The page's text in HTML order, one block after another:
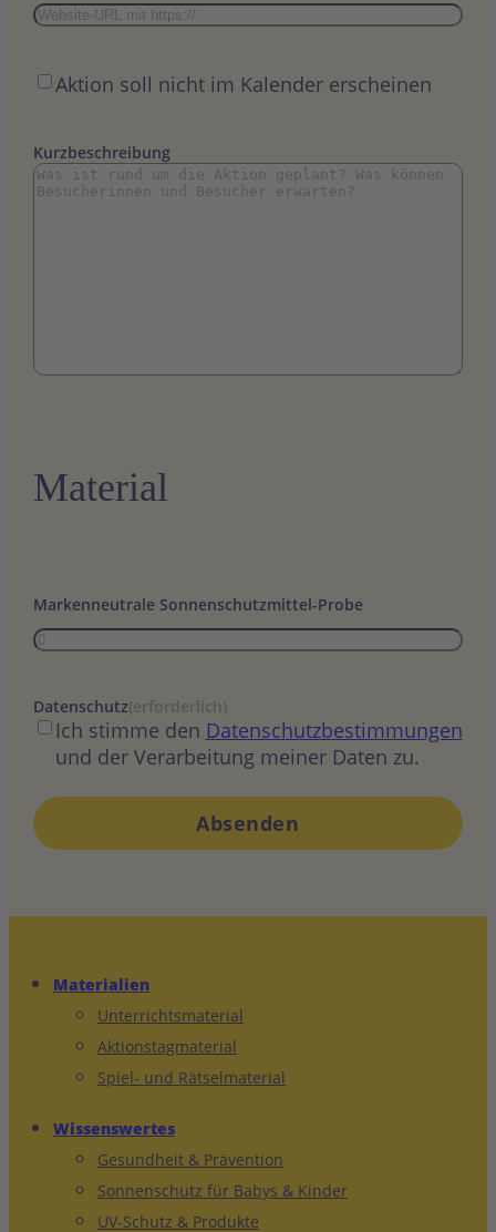
Öffentlich
Aktion soll nicht im Kalender erscheinen
Kurzbeschreibung
Material
Markenneutrale Sonnenschutzmittel-Probe
Datenschutz(erforderlich)
Ich stimme den Datenschutzbestimmungen
und der Verarbeitung meiner Daten zu.
Absenden
Materialien
Unterrichtsmaterial
Aktionstagmaterial
Spiel- und Rätselmaterial
Wissenswertes
Gesundheit & Prävention
Sonnenschutz für Babys & Kinder
UV-Schutz & Produkte